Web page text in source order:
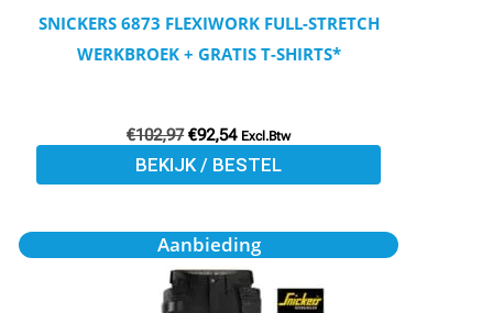
SNICKERS 6873 FLEXIWORK FULL-STRETCH
WERKBROEK + GRATIS T-SHIRTS*
€102,97 €92,54 Excl.Btw
BEKIJK / BESTEL
Aanbieding
Oorspronkelijke
prijs
was:
€119,71.
Huidige
prijs
is:
€107,51.
Dit
product
heeft